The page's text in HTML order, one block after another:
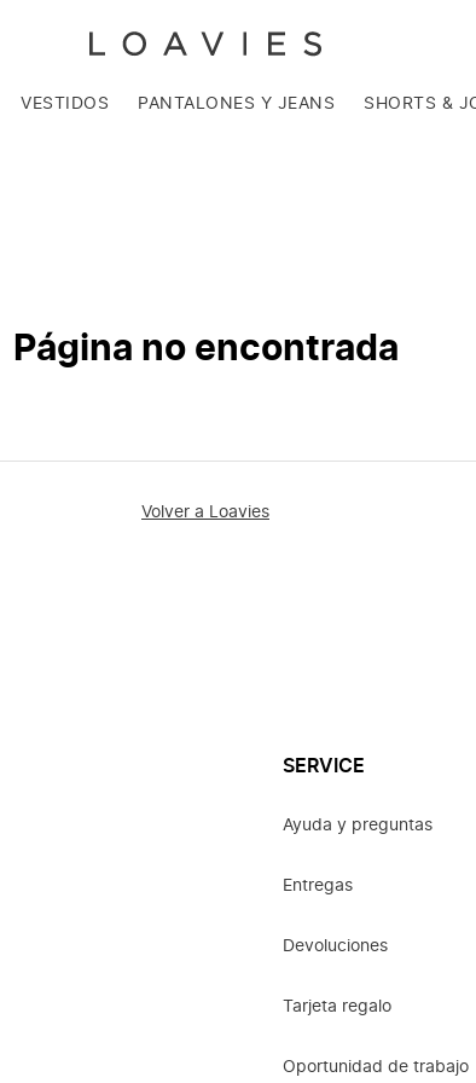
VESTIDOS PANTALONES Y JEANS SHORTS &
Página no encontrada
Volver a Loavies
SERVICE
Ayuda y preguntas
Entregas
Devoluciones
Tarjeta regalo
Oportunidad de trabajo